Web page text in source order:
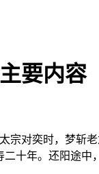
要内容
宗对奕时，梦
十年。还阳途中